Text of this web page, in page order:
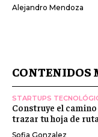
Alejandro Mendoza
CONTENIDOS
STARTUPS
Construye el
trazar tu hoja de
Sofia Gonzalez